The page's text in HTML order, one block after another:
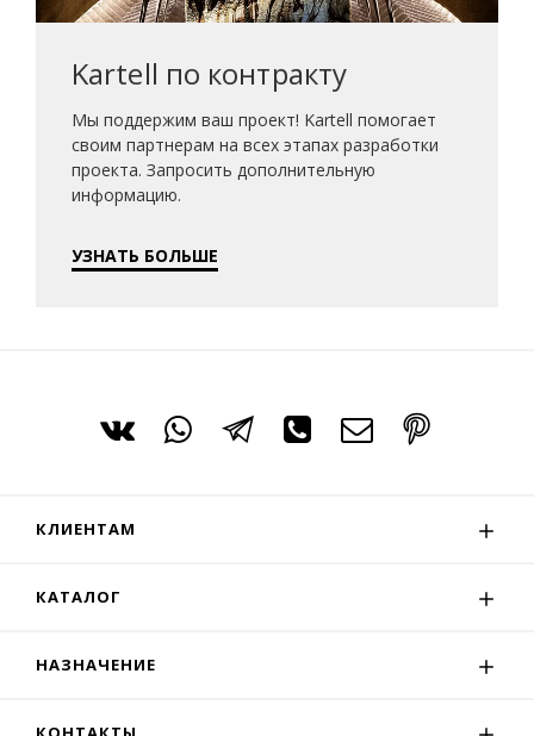
Kartell по контракту
Мы поддержим ваш проект! Kartell помогает
своим партнерам на всех этапах разработки
проекта. Запросить дополнительную
информацию.
УЗНАТЬ БОЛЬШЕ
КЛИЕНТАМ
КАТАЛОГ
НАЗНАЧЕНИЕ